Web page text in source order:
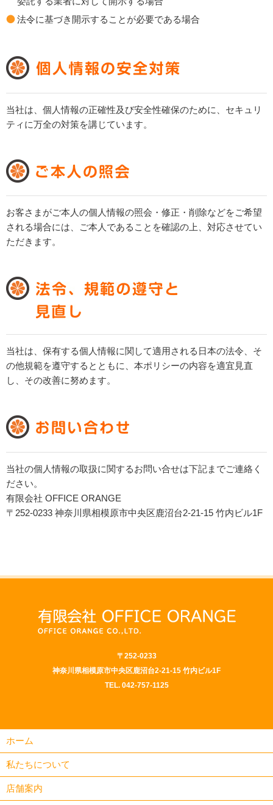
法令に基づき開示することが必要である場合
当社は、個人情報の正確性及び安全性確保のために、セキュリ
ティに万全の対策を講じています。
お客さまがご本人の個人情報の照会・修正・削除などをご希望
される場合には、ご本人であることを確認の上、対応させてい
ただきます。
当社は、保有する個人情報に関して適用される日本の法令、そ
の他規範を遵守するとともに、本ポリシーの内容を適宜見直
し、その改善に努めます。
当社の個人情報の取扱に関するお問い合せは下記までご連絡く
ださい。
有限会社 OFFICE ORANGE
〒252-0233 神奈川県相模原市中央区鹿沼台2-21-15 竹内ビル1F
〒252-0233
神奈川県相模原市中央区鹿沼台2-21-15 竹内ビル1F
TEL. 042-757-1125
ホーム
私たちについて
店舗案内